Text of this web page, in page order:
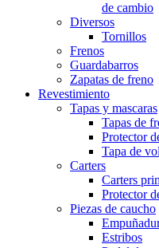
de cambio
Diversos
Tornillos
Frenos
Guardabarros
Zapatas de freno
Revestimiento
Tapas y mascaras
Tapas de
Protector
Tapa de
Carters
Carters
Protector
Piezas de caucho
Estribos